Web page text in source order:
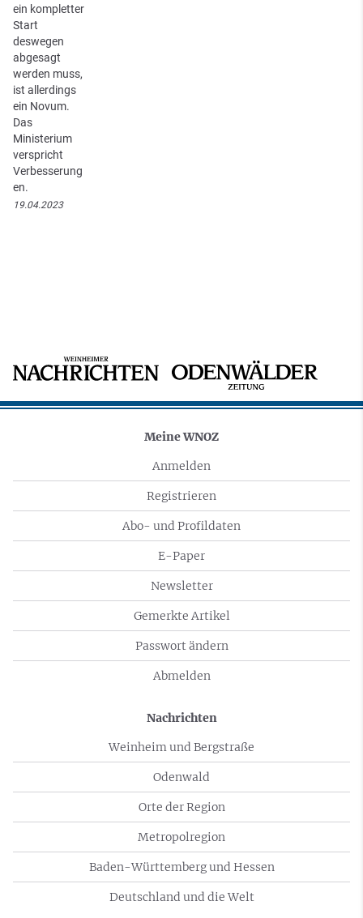
ein kompletter
Start
deswegen
abgesagt
werden muss,
ist allerdings
ein Novum.
Das
Ministerium
verspricht
Verbesserung
en.
19.04.2023
Meine WNOZ
Anmelden
Registrieren
Abo- und Profildaten
E-Paper
Newsletter
Gemerkte Artikel
Passwort ändern
Abmelden
Nachrichten
Weinheim und Bergstraße
Odenwald
Orte der Region
Metropolregion
Baden-Württemberg und Hessen
Deutschland und die Welt